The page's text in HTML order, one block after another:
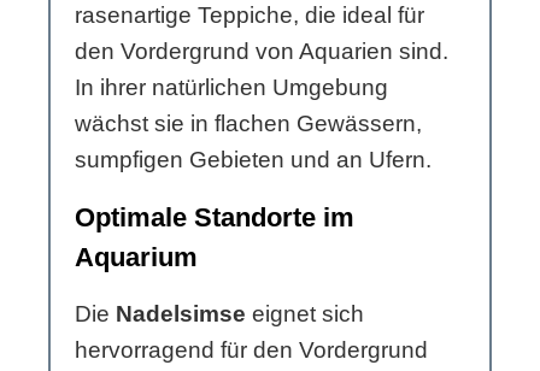
rasenartige Teppiche, die ideal für
den Vordergrund von Aquarien sind.
In ihrer natürlichen Umgebung
wächst sie in flachen Gewässern,
sumpfigen Gebieten und an Ufern.
Optimale Standorte im
Aquarium
Die Nadelsimse eignet sich
hervorragend für den Vordergrund